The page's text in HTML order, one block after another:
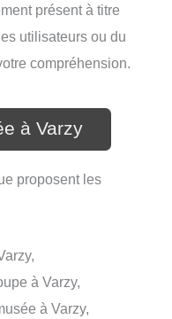
présent à titre
utilisateurs ou du
compréhension.
à Varzy
proposent les
à Varzy,
à Varzy,